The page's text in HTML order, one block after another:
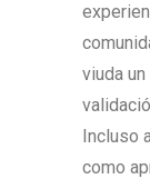
viuda
Incluso
como